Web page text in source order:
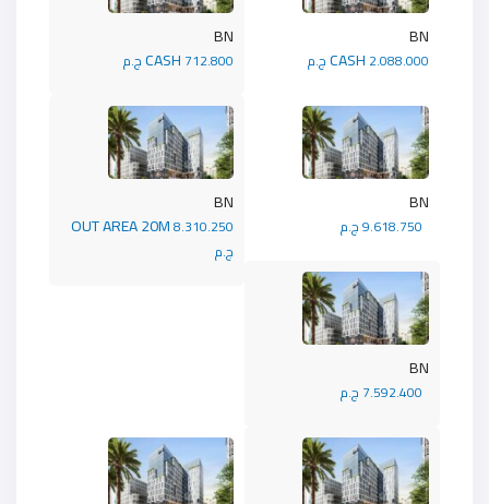
BN
CASH 712.800 ج.م
BN
CASH 2.088.000 ج.م
BN
OUT AREA 20M8.310.250
ج.م
BN
BN